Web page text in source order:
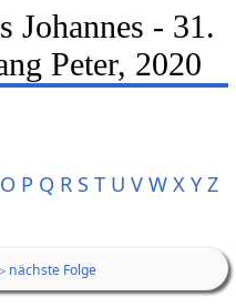
Johannes - 31.
Peter, 2020
O P Q R S T U V W X Y Z
nächste Folge